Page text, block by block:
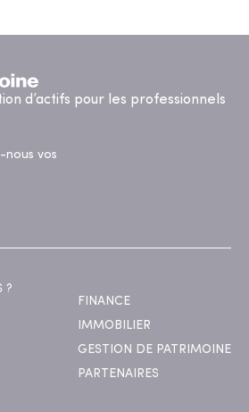
d’actifs pour les professionnels
vos
?
FINANCE
IMMOBILIER
GESTION DE PATRIMOINE
PARTENAIRES